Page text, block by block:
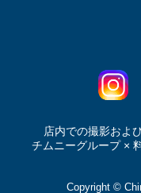
店内での撮影およ
チムニーグループ ×
Copyright ©